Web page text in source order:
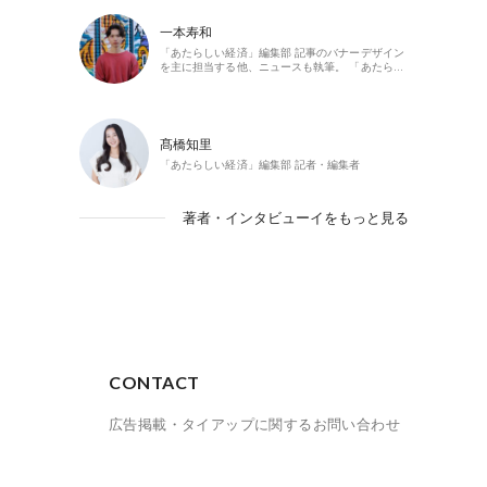
一本寿和
「あたらしい経済」編集部 記事のバナーデザイン
を主に担当する他、ニュースも執筆。 「あたら…
髙橋知里
「あたらしい経済」編集部 記者・編集者
著者・インタビューイをもっと見る
CONTACT
広告掲載・タイアップに関するお問い合わせ